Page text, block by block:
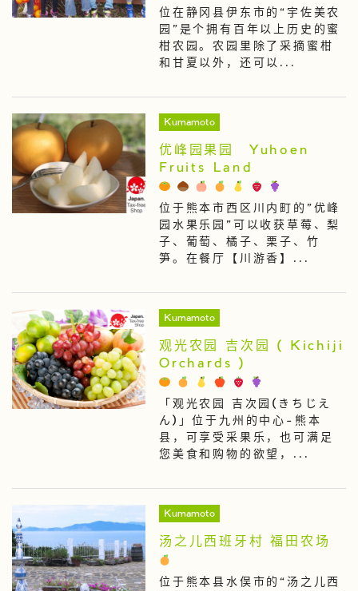
位在静冈县伊东市的“宇佐美农
园”是个拥有百年以上历史的蜜
柑农园。农园里除了采摘蜜柑
和甘夏以外，还可以...
Kumamoto
优峰园果园 Yuhoen
Fruits Land
位于熊本市西区川内町的"优峰
园水果乐园"可以收获草莓、梨
子、葡萄、橘子、栗子、竹
笋。在餐厅【川游香】...
Kumamoto
观光农园 吉次园 ( Kichiji
Orchards )
「观光农园 吉次园(きちじえ
ん)」位于九州的中心-熊本
县，可享受采果乐，也可满足
您美食和购物的欲望，...
Kumamoto
汤之儿西班牙村 福田农场
位于熊本县水俣市的“汤之儿西